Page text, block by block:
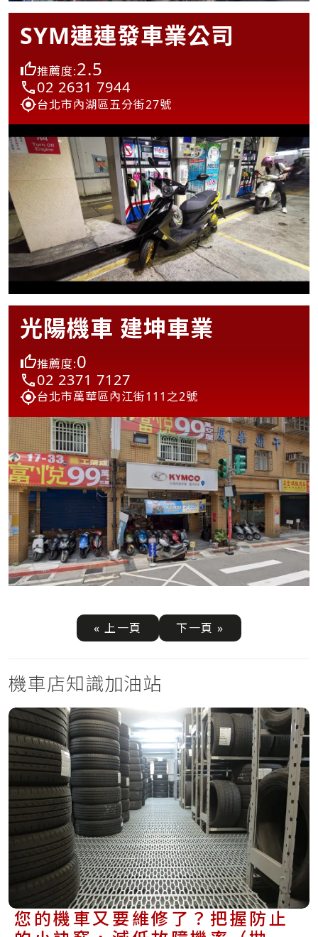
SYM連連發車業公司
推薦度:2.5
02 2631 7944
台北市內湖區五分街27號
光陽機車 建坤車業
推薦度:0
02 2371 7127
台北市萬華區內江街111之2號
« 上一頁 下一頁 »
機車店知識加油站
您的機車又要維修了？把握防止